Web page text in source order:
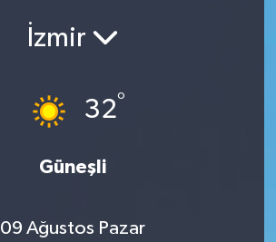
İzmir
32°
Güneşli
09 Ağustos Pazar